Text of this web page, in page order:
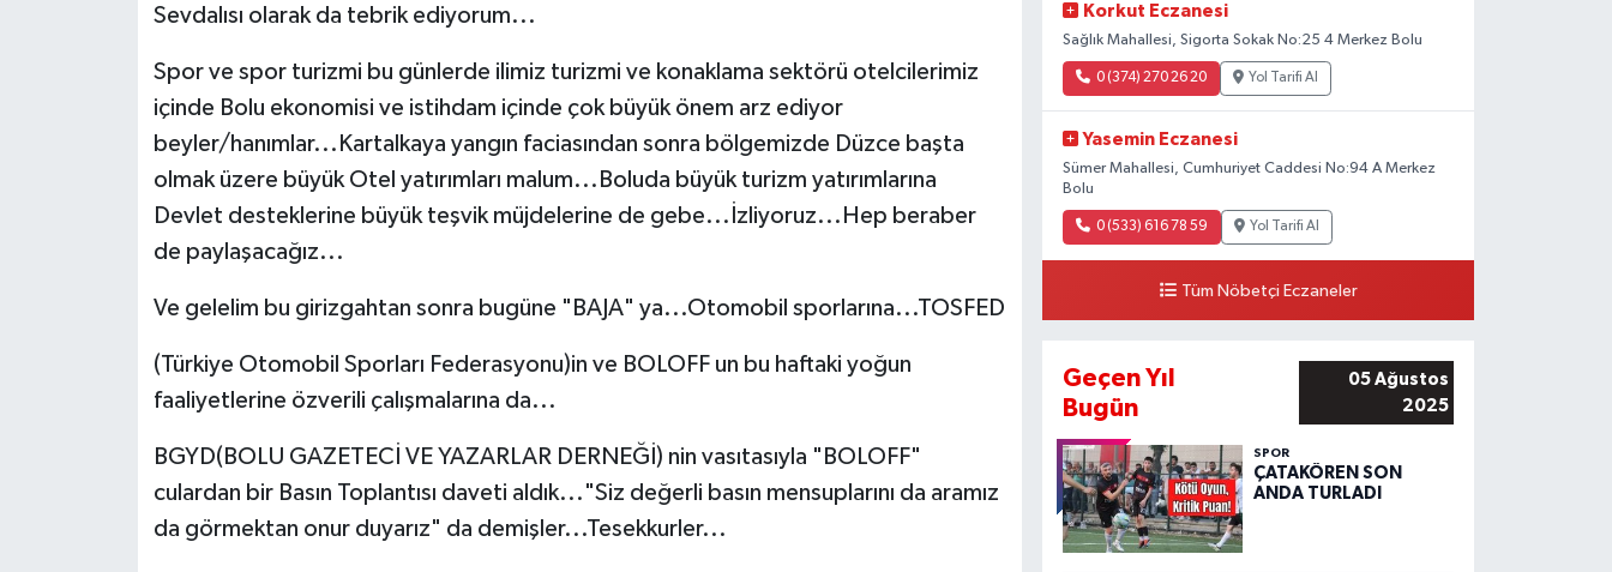
Sevdalısı olarak da tebrik ediyorum...
Spor ve spor turizmi bu günlerde ilimiz turizmi ve konaklama sektörü otelcilerimiz
içinde Bolu ekonomisi ve istihdam içinde çok büyük önem arz ediyor
beyler/hanımlar...Kartalkaya yangın faciasından sonra bölgemizde Düzce başta
olmak üzere büyük Otel yatırımları malum...Boluda büyük turizm yatırımlarına
Devlet desteklerine büyük teşvik müjdelerine de gebe...İzliyoruz...Hep beraber
de paylaşacağız...
Ve gelelim bu girizgahtan sonra bugüne "BAJA" ya...Otomobil sporlarına...TOSFED
(Türkiye Otomobil Sporları Federasyonu)in ve BOLOFF un bu haftaki yoğun
faaliyetlerine özverili çalışmalarına da...
BGYD(BOLU GAZETECİ VE YAZARLAR DERNEĞİ) nin vasıtasıyla "BOLOFF"
culardan bir Basın Toplantısı daveti aldık..."Siz değerli basın mensuplarını da aramız
da görmektan onur duyarız" da demişler...Tesekkurler...
Korkut Eczanesi
Sağlık Mahallesi, Sigorta Sokak No:25 4 Merkez Bolu
0 (374) 270 26 20 Yol Tarifi Al
Yasemin Eczanesi
Sümer Mahallesi, Cumhuriyet Caddesi No:94 A Merkez
Bolu
0 (533) 616 78 59 Yol Tarifi Al
Tüm Nöbetçi Eczaneler
Geçen Yıl
Bugün
05 Ağustos
2025
SPOR
ÇATAKÖREN SON
ANDA TURLADI